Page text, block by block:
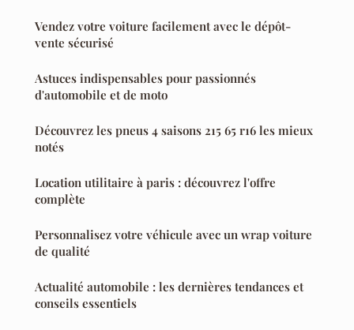
Vendez votre voiture facilement avec le dépôt-
vente sécurisé
Astuces indispensables pour passionnés
d'automobile et de moto
Découvrez les pneus 4 saisons 215 65 r16 les mieux
notés
Location utilitaire à paris : découvrez l'offre
complète
Personnalisez votre véhicule avec un wrap voiture
de qualité
Actualité automobile : les dernières tendances et
conseils essentiels